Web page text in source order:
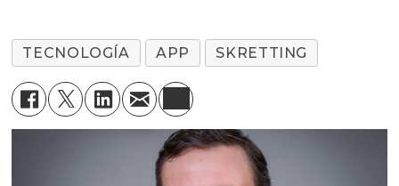
TECNOLOGÍA APP SKRETTING